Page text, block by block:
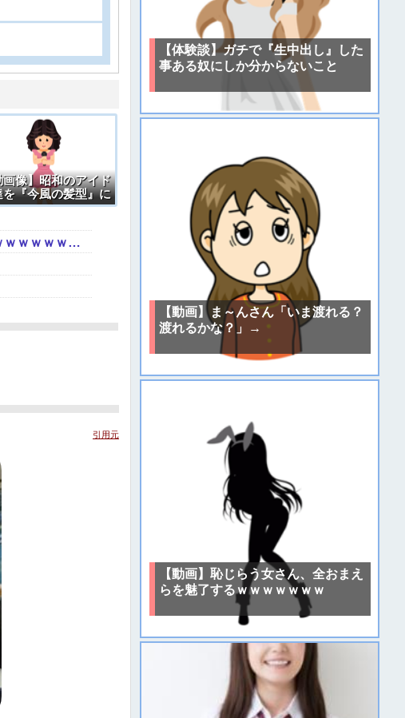
画像】昭和のアイド
を『今風の髪型』に
結果 ⇒
【動画】あのちゃん、また我々をシコらすｗｗｗｗｗｗｗｗｗｗｗｗｗｗｗｗｗｗｗｗｗｗｗｗ
引用元
【体験談】ガチで『生中出し』した
事ある奴にしか分からないこと
【動画】ま～んさん「いま渡れる？
渡れるかな？」→
【動画】恥じらう女さん、全おまえ
らを魅了するｗｗｗｗｗｗｗ